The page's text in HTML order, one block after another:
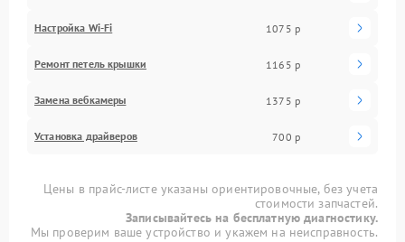
Настройка Wi-Fi 1075 р
Ремонт петель крышки 1165 р
Замена вебкамеры 1375 р
Установка драйверов 700 р
Цены в прайс-листе указаны ориентировочные, без учета
стоимости запчастей.
Записывайтесь на бесплатную диагностику.
Мы проверим ваше устройство и укажем на неисправность.